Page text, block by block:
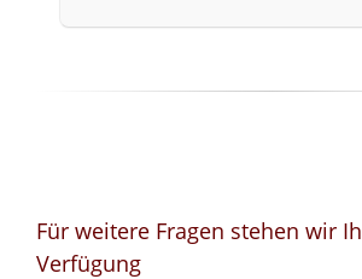
Für weitere Fragen stehen wir
Verfügung